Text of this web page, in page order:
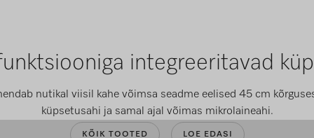
integreeritavad
nutikal viisil kahe võimsa seadme eelised 45 cm
küpsetusahi ja samal ajal võimas mikrolaineahi.
KÕIK TOOTED LOE EDASI